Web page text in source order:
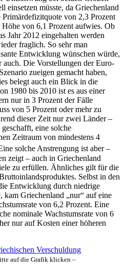
einsetzen müsste, da Griechenland
von 2,3 Prozent
von 6,1 Prozent aufwies. Ob
Jahr 2012 eingehalten werden
fraglich. So sehr man
Entwicklung wünschen würde,
auch. Die Vorstellungen der Euro-
zueigen gemacht haben,
belegt auch ein Blick in die
1980 bis 2010 ist es aus einer
nur in 3 Prozent der Fälle
von 5 Prozent oder mehr zu
dieser Zeit nur zwei Länder –
eine solche
Zeitraum von mindestens 4
solche Anstrengung ist aber –
zeigt – auch in Griechenland
zu erfüllen. Ähnliches gilt für die
Selbst in den
Entwicklung durch niedrige
kam Griechenland „nur“ auf eine
von 6,2 Prozent. Eine
nominale Wachstumsrate von 6
nur auf Kosten einer höheren
auf die Grafik klicken –